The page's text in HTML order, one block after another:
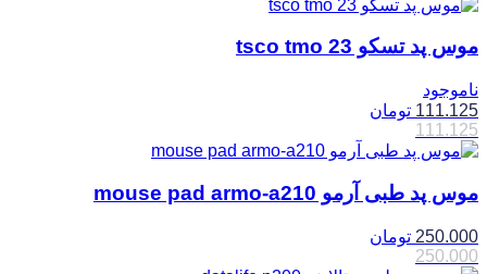
موس پد تسکو tsco tmo 23
ناموجود
111.125 تومان
111.125
موس پد طبی آرمو mouse pad armo-a210
250.000 تومان
250.000